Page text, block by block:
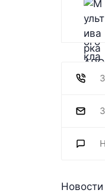
Новости